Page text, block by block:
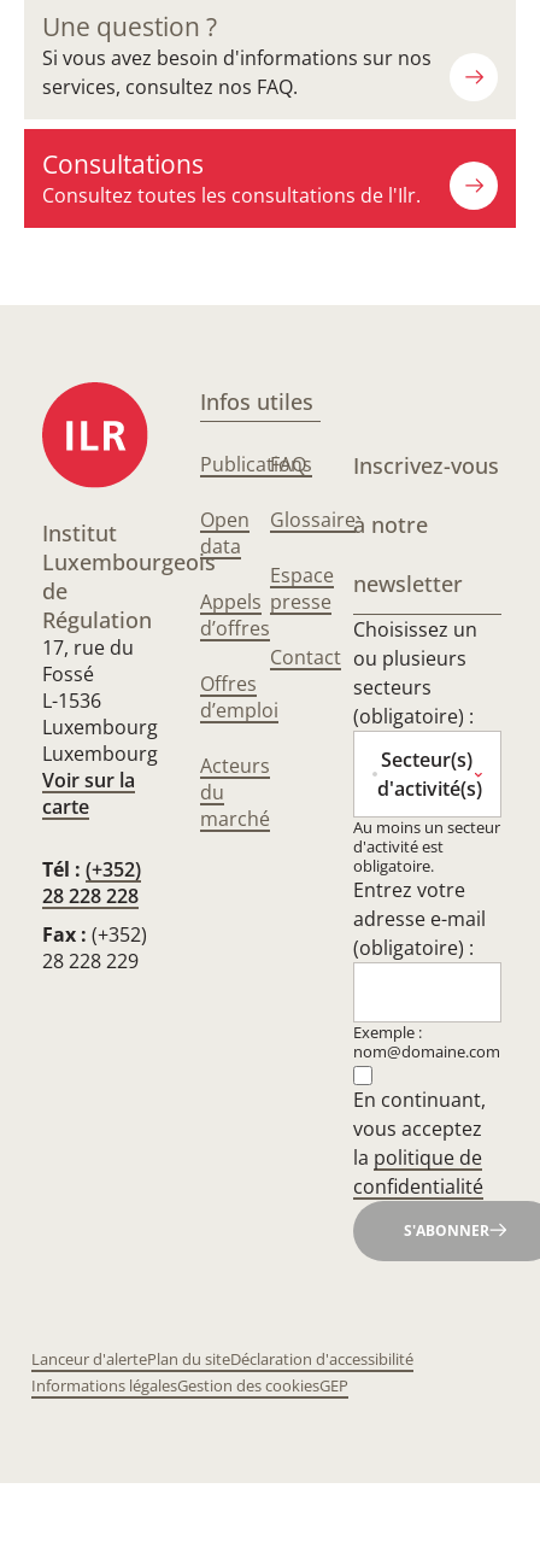
Une question ?
Si vous avez besoin d'informations sur nos
services, consultez nos FAQ.
Consultations
Consultez toutes les consultations de l'Ilr.
Institut
Luxembourgeois
de
Régulation
17, rue du
Fossé
L-1536
Luxembourg
Luxembourg
Voir sur la
carte
Tél : (+352)
28 228 228
Fax : (+352)
28 228 229
Infos utiles
Publications
Open
data
Appels
d’offres
Offres
d’emploi
Acteurs
du
marché
FAQ
Glossaire
Espace
presse
Contact
Inscrivez-vous
à notre
newsletter
Choisissez un
ou plusieurs
secteurs
(obligatoire) :
Secteur(s)
d'activité(s)
Au moins un secteur
d'activité est
obligatoire.
Entrez votre
adresse e-mail
(obligatoire) :
Exemple :
nom@domaine.com
En continuant,
vous acceptez
la politique de
confidentialité
S'ABONNER
Lanceur d'alertePlan du siteDéclaration d'accessibilité
Informations légalesGestion des cookiesGEP